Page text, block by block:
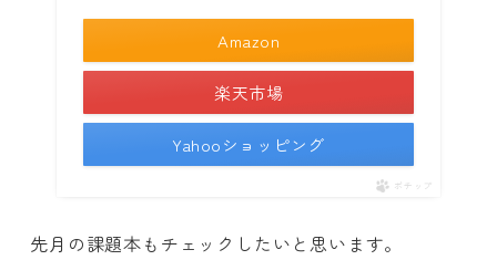
Amazon
楽天市場
Yahooショッピング
ポチップ
先月の課題本もチェックしたいと思います。